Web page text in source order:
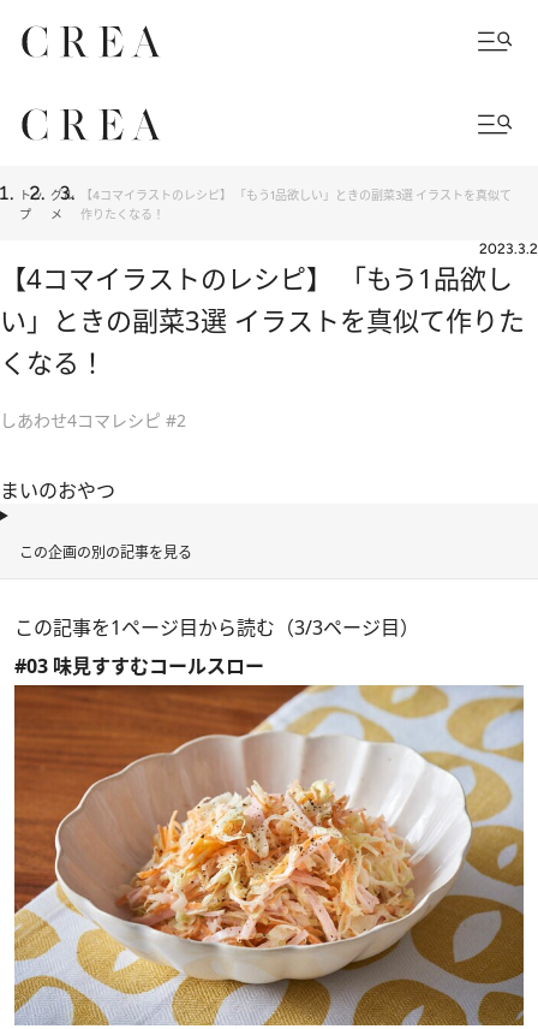
トッ
プ
グル
メ
【4コマイラストのレシピ】 「もう1品欲しい」ときの副菜3選 イラストを真似て
作りたくなる！
2023.3.2
【4コマイラストのレシピ】 「もう1品欲し
い」ときの副菜3選 イラストを真似て作りた
くなる！
しあわせ4コマレシピ #2
まいのおやつ
この企画の別の記事を見る
この記事を1ページ目から読む（3/3ページ目）
#03 味見すすむコールスロー